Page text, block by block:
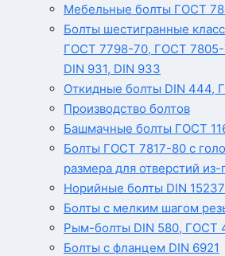
Мебельные болты ГОСТ
Болты шестигранные
ГОСТ 7798-70, ГОСТ
DIN 931, DIN 933
Откидные болты DIN 444,
Производство болтов
Башмачные болты ГОСТ
Болты ГОСТ 7817-80 с
размера для отверстий из-
Норийные болты DIN 15237
Болты с мелким шагом
Рым-болты DIN 580, ГОСТ
Болты с фланцем DIN 6921